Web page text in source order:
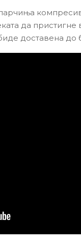
да
доставена до